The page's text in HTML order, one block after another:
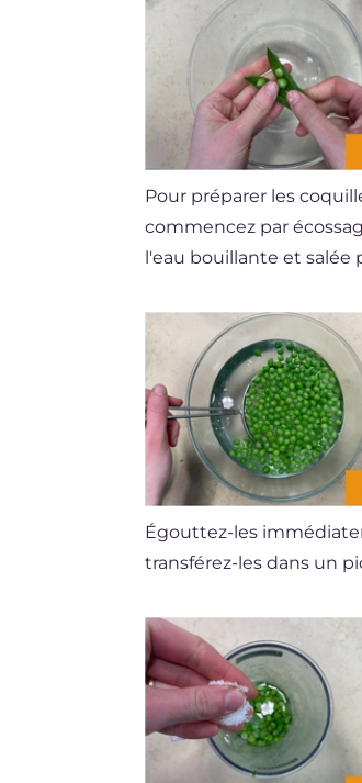
Pour préparer les
commencez par
l'eau bouillante et
Égouttez-les
transférez-les dans un